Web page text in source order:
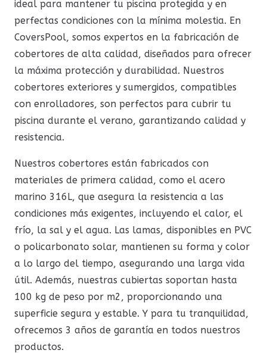
ideal para mantener tu piscina protegida y en
perfectas condiciones con la mínima molestia. En
CoversPool, somos expertos en la fabricación de
cobertores de alta calidad, diseñados para ofrecer
la máxima protección y durabilidad. Nuestros
cobertores exteriores y sumergidos, compatibles
con enrolladores, son perfectos para cubrir tu
piscina durante el verano, garantizando calidad y
resistencia.
Nuestros cobertores están fabricados con
materiales de primera calidad, como el acero
marino 316L, que asegura la resistencia a las
condiciones más exigentes, incluyendo el calor, el
frío, la sal y el agua. Las lamas, disponibles en PVC
o policarbonato solar, mantienen su forma y color
a lo largo del tiempo, asegurando una larga vida
útil. Además, nuestras cubiertas soportan hasta
100 kg de peso por m2, proporcionando una
superficie segura y estable. Y para tu tranquilidad,
ofrecemos 3 años de garantía en todos nuestros
productos.